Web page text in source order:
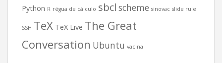
Python R régua de cálculo sbcl scheme sinovac slide rule
SSH TeX TeX Live The Great
Conversation Ubuntu vacina